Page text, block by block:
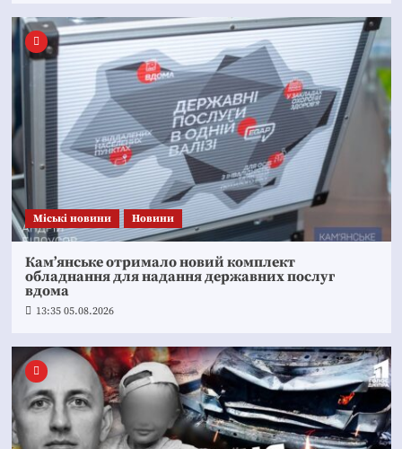
Mіські новини Новини
Кам’янське отримало новий комплект
обладнання для надання державних послуг
вдома
13:35 05.08.2026